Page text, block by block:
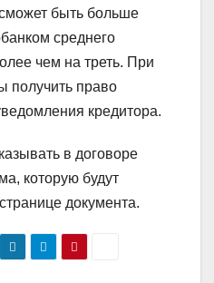
быть больше
среднего
чем на треть. При
получить право
кредитора.
в договоре
которую будут
документа.